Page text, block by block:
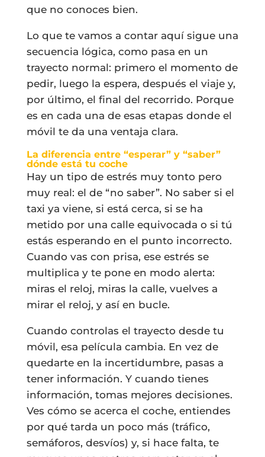
que no conoces bien.
Lo que te vamos a contar aquí sigue una
secuencia lógica, como pasa en un
trayecto normal: primero el momento de
pedir, luego la espera, después el viaje y,
por último, el final del recorrido. Porque
es en cada una de esas etapas donde el
móvil te da una ventaja clara.
La diferencia entre “esperar” y “saber”
dónde está tu coche
Hay un tipo de estrés muy tonto pero
muy real: el de “no saber”. No saber si el
taxi ya viene, si está cerca, si se ha
metido por una calle equivocada o si tú
estás esperando en el punto incorrecto.
Cuando vas con prisa, ese estrés se
multiplica y te pone en modo alerta:
miras el reloj, miras la calle, vuelves a
mirar el reloj, y así en bucle.
Cuando controlas el trayecto desde tu
móvil, esa película cambia. En vez de
quedarte en la incertidumbre, pasas a
tener información. Y cuando tienes
información, tomas mejores decisiones.
Ves cómo se acerca el coche, entiendes
por qué tarda un poco más (tráfico,
semáforos, desvíos) y, si hace falta, te